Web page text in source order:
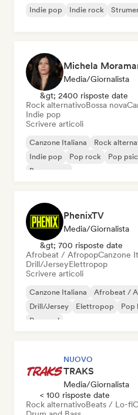
Indie pop Indie rock
Michela
Media/Giornalista
&gt; 2400 risposte date
Rock alternativoBossa nova
Indie pop
Scrivere articoli
Canzone Italiana Rock
Indie pop
Pop rock Pop
Bossa nova
PhenixTV
Media/Giornalista
&gt; 700 risposte date
Afrobeat / AfropopCanzone
Drill/JerseyElettropop
Scrivere articoli
Canzone Italiana Afrobeat /
Drill/Jersey
Elettropop Pop
Pop soul
NUOVO
TRAKS
Media/Giornalista
< 100 risposte date
Rock alternativoBeats / Lo-fi